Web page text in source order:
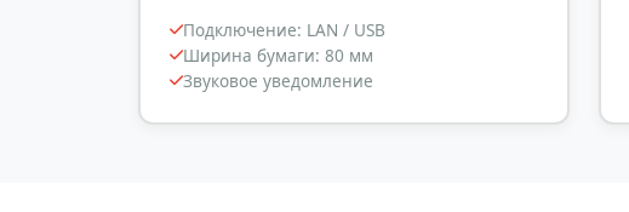
Подключение: LAN / USB
Ширина бумаги: 80 мм
Звуковое уведомление